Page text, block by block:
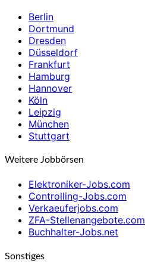
Berlin
Dortmund
Dresden
Düsseldorf
Frankfurt
Hamburg
Hannover
Köln
Leipzig
München
Stuttgart
Weitere Jobbörsen
Elektroniker-Jobs.com
Controlling-Jobs.com
Verkaeuferjobs.com
ZFA-Stellenangebote.com
Buchhalter-Jobs.net
Sonstiges